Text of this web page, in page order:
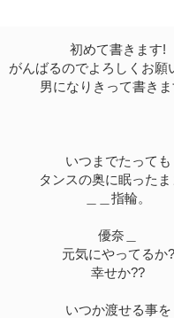
初めて書きます!
がんばるのでよろしくお願
男になりきって書きま
いつまでたっても
タンスの奥に眠った
＿＿指輪。
優奈＿
元気にやってるか?
幸せか??
いつか渡せる事を